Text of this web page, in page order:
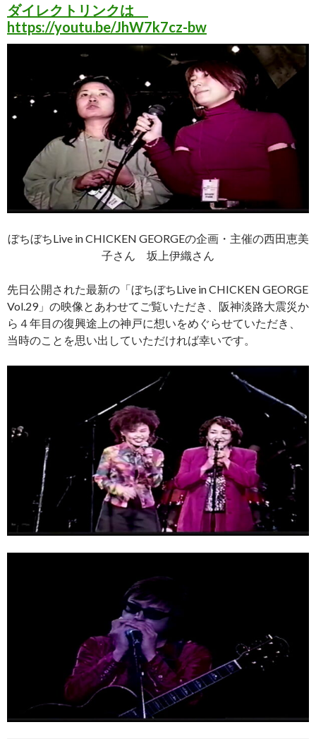
ダイレクトリンクは
https://youtu.be/JhW7k7cz-bw
ぼちぼちLive in CHICKEN GEORGEの企画・主催の西田恵美
子さん 坂上伊織さん
先日公開された最新の「ぼちぼちLive in CHICKEN GEORGE
Vol.29」の映像とあわせてご覧いただき、阪神淡路大震災か
ら４年目の復興途上の神戸に想いをめぐらせていただき、
当時のことを思い出していただければ幸いです。